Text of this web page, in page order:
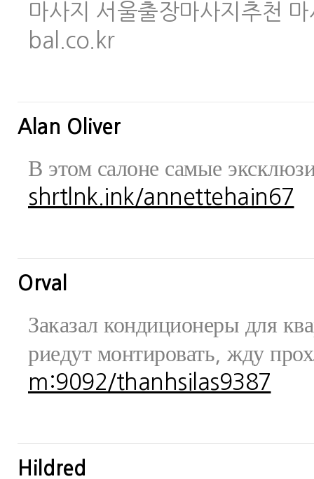
마사지 서울출장마사지추천
bal.co.kr
Alan Oliver
В этом салоне самые
shrtlnk.ink/annettehain67
Orval
Заказал кондиционеры для
риедут монтировать, жду
m:9092/thanhsilas9387
Hildred